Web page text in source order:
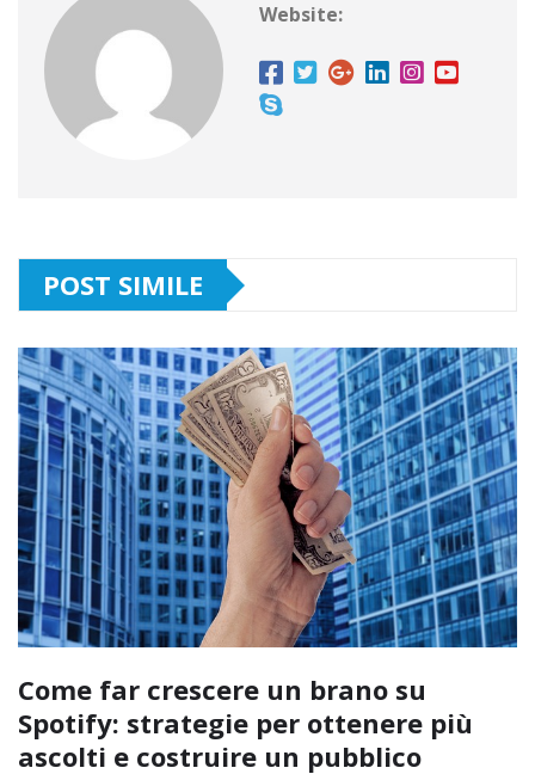
Website:
POST SIMILE
Come far crescere un brano su
Spotify: strategie per ottenere più
ascolti e costruire un pubblico